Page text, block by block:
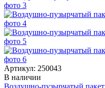
Артикул: 250043
В наличии
Воздушно-пузырчатый